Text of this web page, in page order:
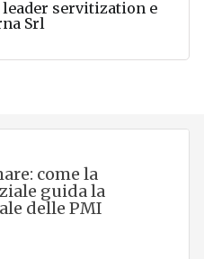
servitization e
Srl
come la
guida la
delle PMI